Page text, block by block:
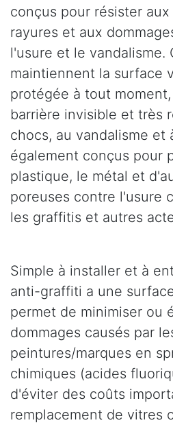
conçus pour résister
rayures et aux
l'usure et le vandalisme.
maintiennent la surface
protégée à tout
barrière invisible et très
chocs, au vandalisme et
également conçus pour
plastique, le métal et
poreuses contre l'usure
les graffitis et autres
Simple à installer et à
anti-graffiti a une
permet de minimiser ou
dommages causés par
peintures/marques en
chimiques (acides
d'éviter des coûts
remplacement de vitres